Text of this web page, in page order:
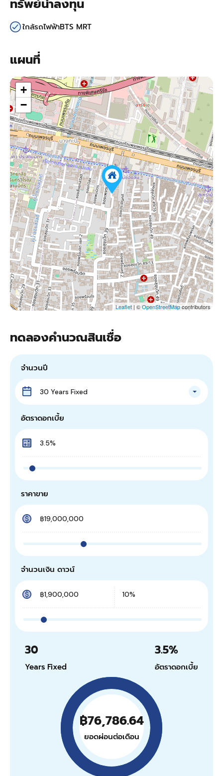
ทรัพย์น่าลงทุน
ใกล้รถไฟฟ้าBTS MRT
แผนที่
+
−
Leaflet | ©OpenStreetMapcontributors
ทดลองคำนวณสินเชื่อ
จำนวนปี
30 Years Fixed
อัตราดอกเบี้ย
ราคาขาย
จำนวนเงิน ดาวน์
30
Years Fixed
3.5%
อัตราดอกเบี้ย
฿76,786.64
ยอดผ่อนต่อเดือน